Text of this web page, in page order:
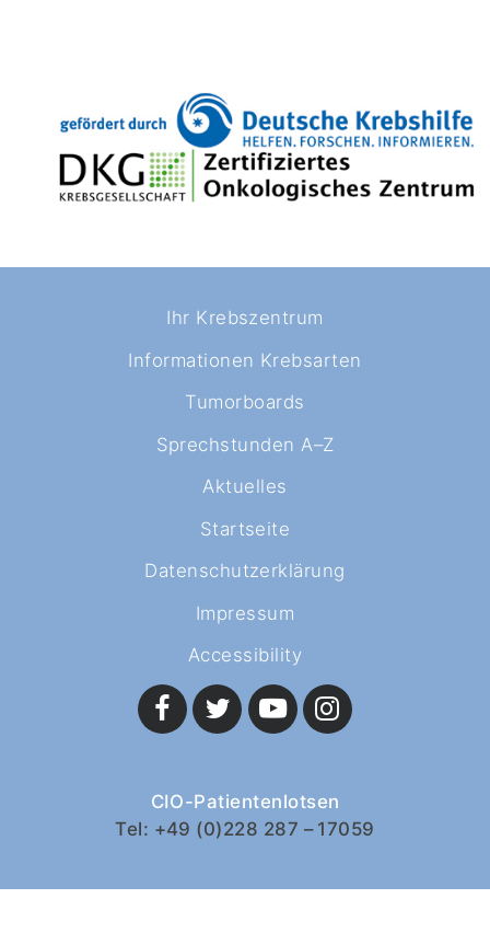
Ihr Krebszentrum
Informationen Krebsarten
Tumorboards
Sprechstunden A–Z
Aktuelles
Startseite
Datenschutzerklärung
Impressum
Accessibility
CIO-Patientenlotsen
Tel: +49 (0)228 287 – 17059